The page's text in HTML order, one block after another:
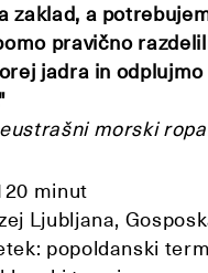
zaklad, a
pravično
jadra in
morski
minut
Ljubljana,
popoldanski